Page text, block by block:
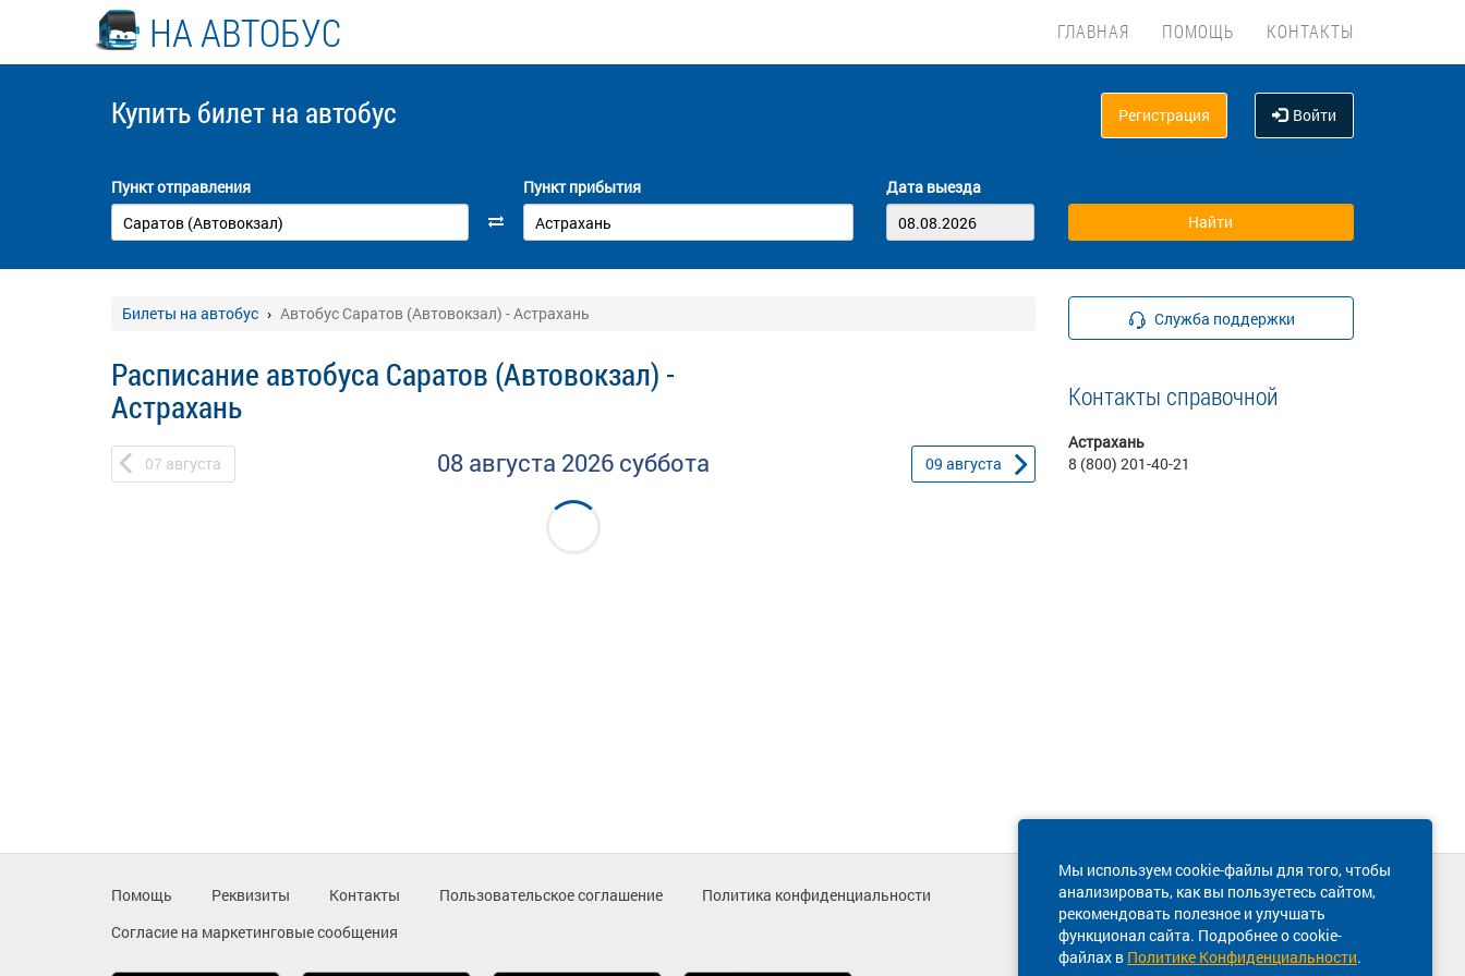
НА АВТОБУС ГЛАВНАЯ ПОМОЩЬ КОНТАКТЫ
Купить билет на автобус Регистрация Войти
Пункт отправления Пункт прибытия Дата выезда
Билеты на автобус Автобус Саратов (Автовокзал) - Астрахань
Расписание автобуса Саратов (Автовокзал) -
Астрахань
07 августа 08 августа 2026 суббота 09 августа
Служба поддержки
Контакты справочной
Астрахань
8 (800) 201-40-21
Мы используем cookie-файлы для того, чтобы
анализировать, как вы пользуетесь сайтом,
рекомендовать полезное и улучшать
функционал сайта. Подробнее о cookie-
файлах в Политике Конфиденциальности.
Помощь Реквизиты Контакты Пользовательское соглашение
Политика конфиденциальности
Согласие на маркетинговые сообщения
Техническая поддержка сайта
8 800 600-03-38